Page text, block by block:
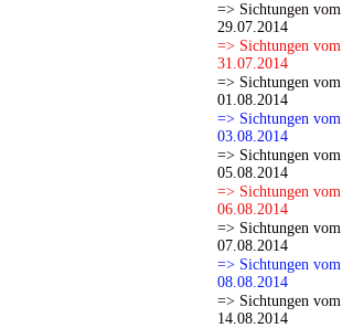
=> Sichtungen vom
29.07.2014
=> Sichtungen vom
31.07.2014
=> Sichtungen vom
01.08.2014
=> Sichtungen vom
03.08.2014
=> Sichtungen vom
05.08.2014
=> Sichtungen vom
06.08.2014
=> Sichtungen vom
07.08.2014
=> Sichtungen vom
08.08.2014
=> Sichtungen vom
14.08.2014